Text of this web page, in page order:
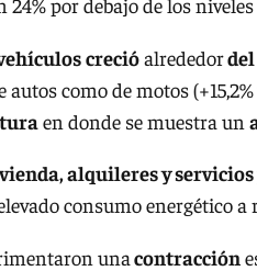
crecióalrededordel
como de motos
en donde se muestra un
alquileres y
consumo energético
unacontracción